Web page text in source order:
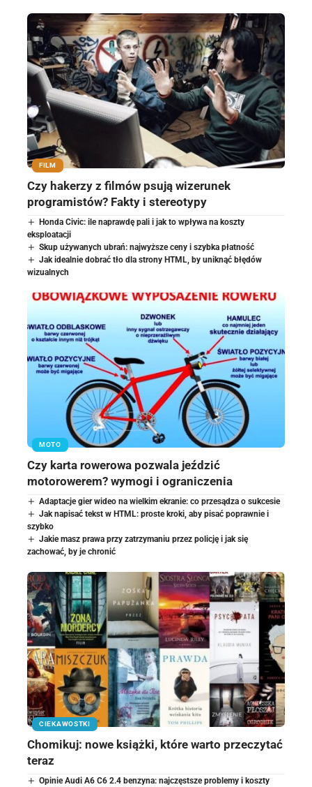
FILM
Czy hakerzy z filmów psują wizerunek
programistów? Fakty i stereotypy
Honda Civic: ile naprawdę pali i jak to wpływa na koszty
eksploatacji
Skup używanych ubrań: najwyższe ceny i szybka płatność
Jak idealnie dobrać tło dla strony HTML, by uniknąć błędów
wizualnych
MOTO
Czy karta rowerowa pozwala jeździć
motorowerem? wymogi i ograniczenia
Adaptacje gier wideo na wielkim ekranie: co przesądza o sukcesie
Jak napisać tekst w HTML: proste kroki, aby pisać poprawnie i
szybko
Jakie masz prawa przy zatrzymaniu przez policję i jak się
zachować, by je chronić
CIEKAWOSTKI
Chomikuj: nowe książki, które warto przeczytać
teraz
Opinie Audi A6 C6 2.4 benzyna: najczęstsze problemy i koszty